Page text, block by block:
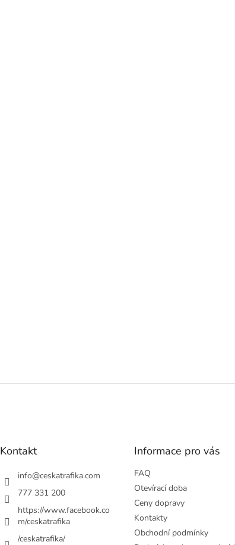
Kontakt
info@ceskatrafika.com
777 331 200
https://www.facebook.co
m/ceskatrafika
/ceskatrafika/
Informace pro vás
FAQ
Otevírací doba
Ceny dopravy
Kontakty
Obchodní podmínky